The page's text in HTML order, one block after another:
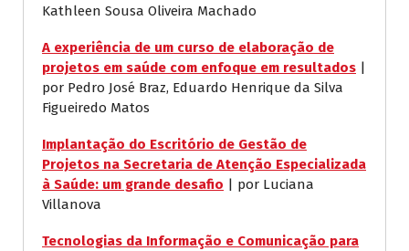
Kathleen Sousa Oliveira Machado
A experiência de um curso de elaboração de
projetos em saúde com enfoque em resultados |
por Pedro José Braz, Eduardo Henrique da Silva
Figueiredo Matos
Implantação do Escritório de Gestão de
Projetos na Secretaria de Atenção Especializada
à Saúde: um grande desafio | por Luciana
Villanova
Tecnologias da Informação e Comunicação para